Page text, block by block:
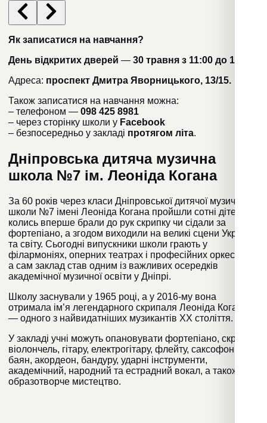
Як записатися на навчання?
День відкритих дверей — 30 травня з 11:00 до 16:00
Адреса: проспект Дмитра Яворницького, 13/15.
Також записатися на навчання можна:
– телефоном — 098 425 8981
– через сторінку школи у Facebook
– безпосередньо у закладі протягом літа.
Дніпровська дитяча музична
школа №7 ім. Леоніда Когана
За 60 років через класи Дніпровської дитячої музичної
школи №7 імені Леоніда Когана пройшли сотні дітей, які
колись вперше брали до рук скрипку чи сідали за
фортепіано, а згодом виходили на великі сцени України
та світу. Сьогодні випускники школи грають у
філармоніях, оперних театрах і професійних оркестрах,
а сам заклад став одним із важливих осередків
академічної музичної освіти у Дніпрі.
Школу заснували у 1965 році, а у 2016-му вона
отримала ім’я легендарного скрипаля Леоніда Когана
— одного з найвидатніших музикантів ХХ століття.
У закладі учні можуть опановувати фортепіано, скрипку,
віолончель, гітару, електрогітару, флейту, саксофон,
баян, акордеон, бандуру, ударні інструменти,
академічний, народний та естрадний вокал, а також
образотворче мистецтво.